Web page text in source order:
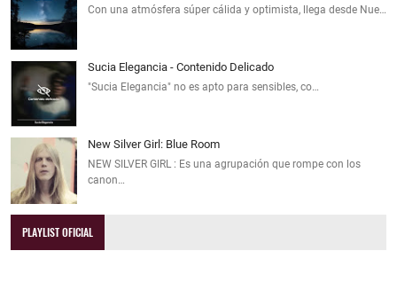
Con una atmósfera súper cálida y optimista, llega desde Nue…
Sucia Elegancia - Contenido Delicado
"Sucia Elegancia" no es apto para sensibles, co…
New Silver Girl: Blue Room
NEW SILVER GIRL : Es una agrupación que rompe con los
canon…
PLAYLIST OFICIAL